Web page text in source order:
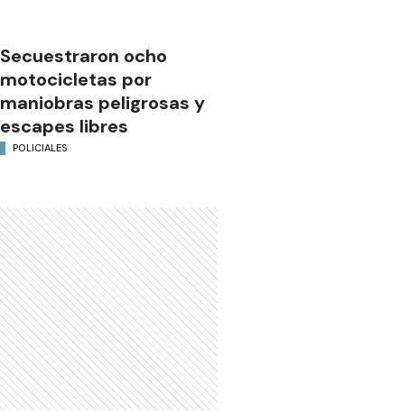
Secuestraron ocho
motocicletas por
maniobras peligrosas y
escapes libres
POLICIALES